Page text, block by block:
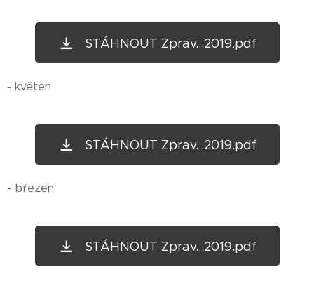
STÁHNOUT Zprav...2019.pdf
- květen
STÁHNOUT Zprav...2019.pdf
- březen
STÁHNOUT Zprav...2019.pdf